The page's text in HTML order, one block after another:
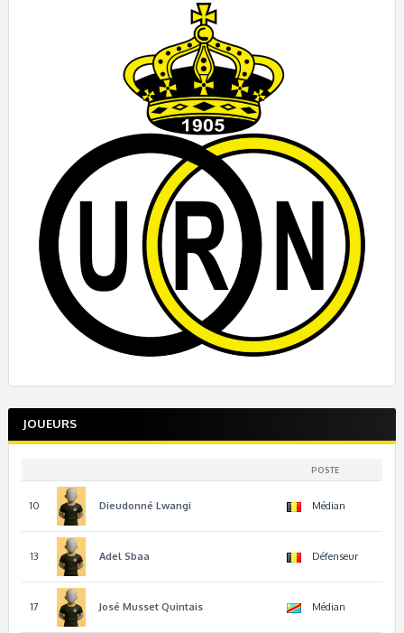
JOUEURS
POSTE
10 Dieudonné Lwangi Médian
13 Adel Sbaa Défenseur
17 José Musset Quintais Médian